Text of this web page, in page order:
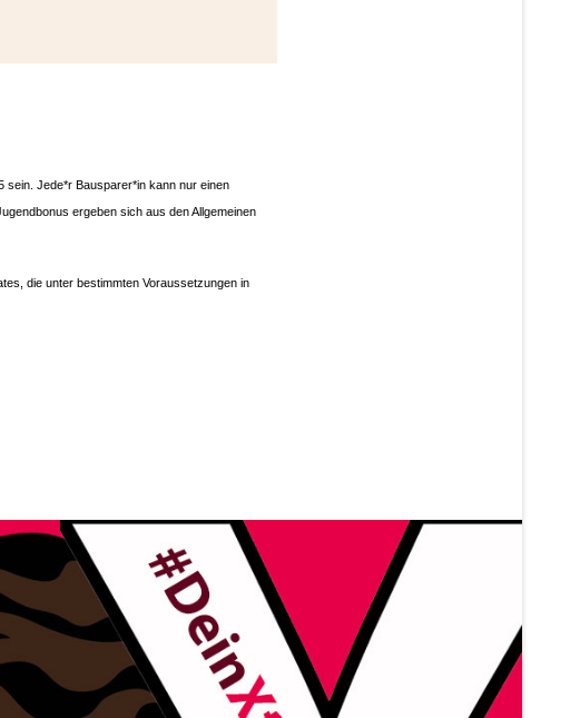
sein . Jede*r Bausparer*in kann nur einen
ergeben sich aus den Allgemeinen
die unter bestimmten Voraussetzungen in